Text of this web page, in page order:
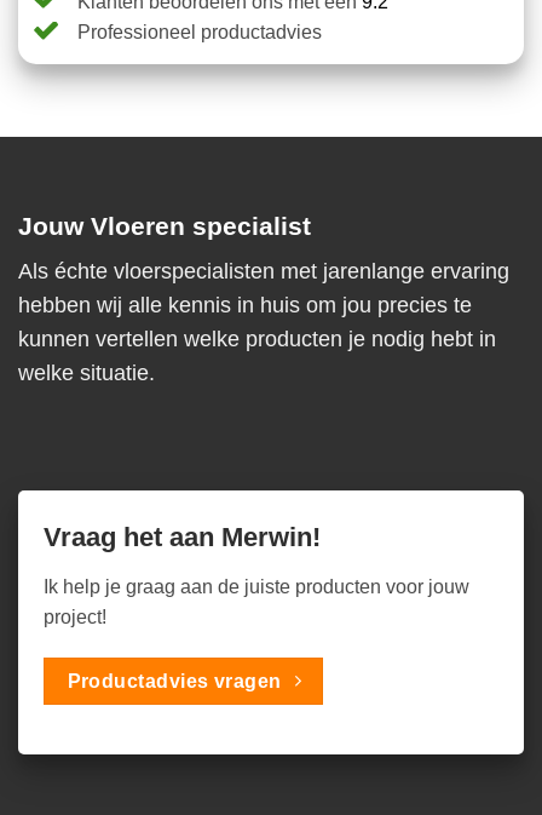
Professioneel productadvies
Jouw Vloeren specialist
Als échte vloerspecialisten met jarenlange ervaring
hebben wij alle kennis in huis om jou precies te
kunnen vertellen welke producten je nodig hebt in
welke situatie.
Vraag het aan Merwin!
Ik help je graag aan de juiste producten voor jouw
project!
Productadvies vragen